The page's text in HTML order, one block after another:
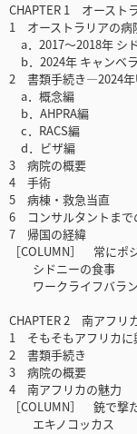
CHAPTER 1 オースト
1 オーストラリアの病
a．2017～2018年 シ
b．2024年 キャンベ
2 書類手続き—2024年
a．概念編
b．AHPRA編
c．RACS編
d．ビザ編
3 病院の概要
4 手術
5 病棟・救急当直
6 コンサルタントまで
7 帰国の経緯
［COLUMN］ 常にポ
シドニーの食事
ワークライフバラ
CHAPTER 2 南アフリ
1 そもそもアフリカに
2 書類手続き
3 病院の概要
4 南アフリカの魅力
［COLUMN］ 銃で撃
エキノコッカス